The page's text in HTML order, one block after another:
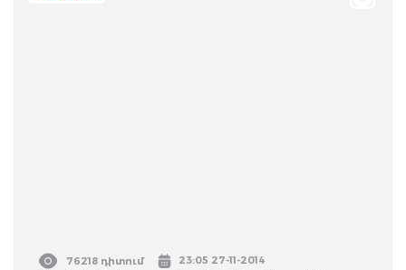
76218 դիտում 23:05 27-11-2014